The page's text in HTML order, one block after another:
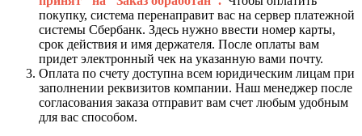
покупку, система перенаправит вас на сервер платежной
системы Сбербанк. Здесь нужно ввести номер карты,
срок действия и имя держателя. После оплаты вам
придет электронный чек на указанную вами почту.
Оплата по счету доступна всем юридическим лицам при
заполнении реквизитов компании. Наш менеджер после
согласования заказа отправит вам счет любым удобным
для вас способом.